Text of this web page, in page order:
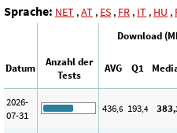
Sprache: NET ,AT , ES , FR , IT , HU ,
Download
Datum
Anzahl der
Tests
AVG Q1
2026-
07-31
436,6 193,4 383